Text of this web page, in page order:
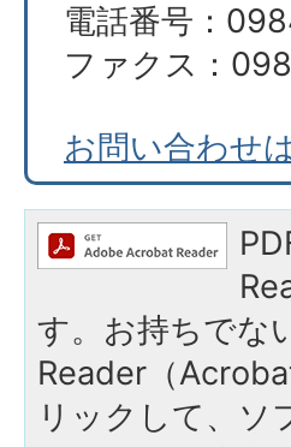
電話番号：
ファクス：
お問い合わせ
す。お持ちでな
Reader（
リックして、ソ